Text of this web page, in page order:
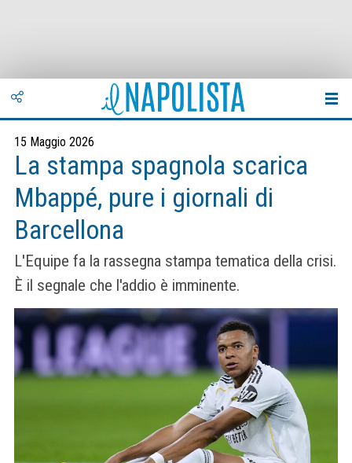
15 Maggio 2026
La stampa spagnola scarica
Mbappé, pure i giornali di
Barcellona
L'Equipe fa la rassegna stampa tematica della crisi.
È il segnale che l'addio è imminente.